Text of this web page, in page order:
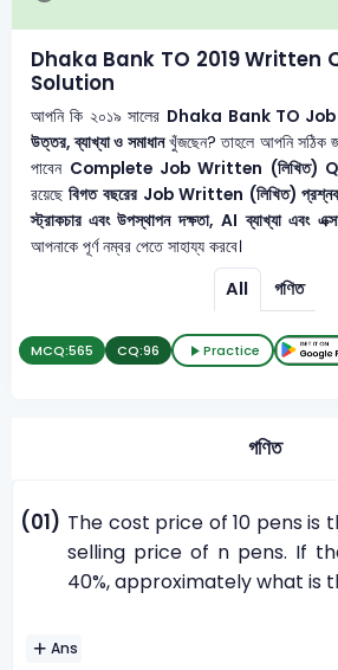
Dhaka Bank TO 2019 Written
Solution
আপনি কি ২০১৯ সালের Dhaka Bank TO Job
উত্তর, ব্যাখ্যা ও সমাধানখুঁজছেন? তাহলে আপনি সঠিক
পাবেন Complete Job Written (লিখিত)
রয়েছেবিগত বছরের Job Written (লিখিত)
স্ট্রাকচার এবং উপস্থাপন দক্ষতা, AI ব্যাখ্যা এবং
আপনাকে পূর্ণ নম্বর পেতে সাহায্য করবে।
All গণিত
MCQ:565 CQ:96 Practice
গণিত
(01) The cost price of 10 pens is
selling price of n pens. If
40%, approximately what is
Ans